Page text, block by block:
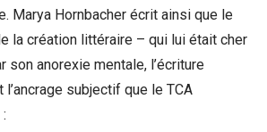
Marya Hornbacher écrit ainsi que le
la création littéraire – qui lui était cher
son anorexie mentale, l’écriture
subjectif que le TCA